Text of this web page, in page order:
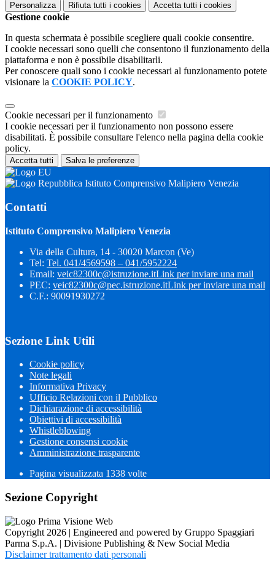
Personalizza Rifiuta tutti i cookies Accetta tutti i cookies
Gestione cookie
In questa schermata è possibile scegliere quali cookie consentire.
I cookie necessari sono quelli che consentono il funzionamento della
piattaforma e non è possibile disabilitarli.
Per conoscere quali sono i cookie necessari al funzionamento potete
visionare la COOKIE POLICY.
Cookie necessari per il funzionamento
I cookie necessari per il funzionamento non possono essere
disabilitati. È possibile consultare l'elenco nella pagina della cookie
policy.
Accetta tutti Salva le preferenze
Istituto Comprensivo Malipiero Venezia
Contatti
Istituto Comprensivo Malipiero Venezia
Via della Cultura, 14 - 30020 Marcon (Ve)
Tel: Tel. 041/4569598 – 041/5952224
Email: veic82300c@istruzione.itLink per inviare una mail
PEC: veic82300c@pec.istruzione.itLink per inviare una mail
C.F.: 90091930272
Sezione Link Utili
Cookie policy
Note legali
Informativa Privacy
Ufficio Relazioni con il Pubblico
Dichiarazione di accessibilità
Obiettivi di accessibilità
Whistleblowing
Gestione consensi cookie
Amministrazione trasparente
Pagina visualizzata 1338 volte
Sezione Copyright
Copyright 2026 | Engineered and powered by Gruppo Spaggiari
Parma S.p.A. | Divisione Publishing & New Social Media
Disclaimer trattamento dati personali